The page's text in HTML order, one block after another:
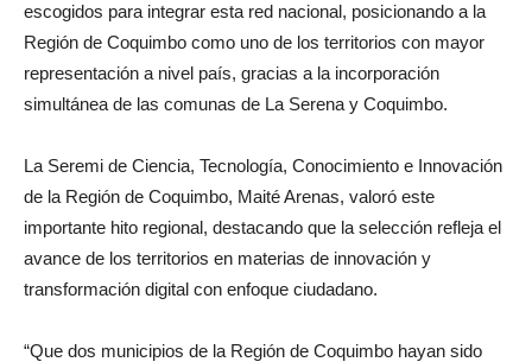
escogidos para integrar esta red nacional, posicionando a la
Región de Coquimbo como uno de los territorios con mayor
representación a nivel país, gracias a la incorporación
simultánea de las comunas de La Serena y Coquimbo.
La Seremi de Ciencia, Tecnología, Conocimiento e Innovación
de la Región de Coquimbo, Maité Arenas, valoró este
importante hito regional, destacando que la selección refleja el
avance de los territorios en materias de innovación y
transformación digital con enfoque ciudadano.
“Que dos municipios de la Región de Coquimbo hayan sido